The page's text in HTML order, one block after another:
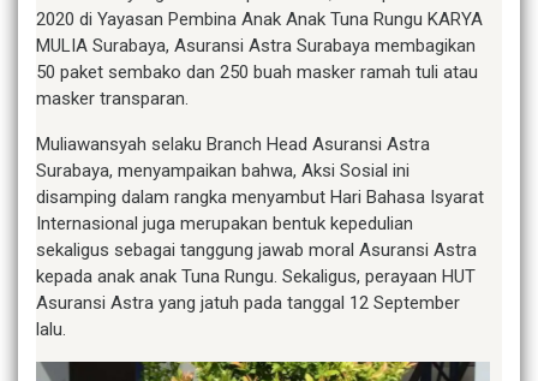
2020 di Yayasan Pembina Anak Anak Tuna Rungu KARYA
MULIA Surabaya, Asuransi Astra Surabaya membagikan
50 paket sembako dan 250 buah masker ramah tuli atau
masker transparan.
Muliawansyah selaku Branch Head Asuransi Astra
Surabaya, menyampaikan bahwa, Aksi Sosial ini
disamping dalam rangka menyambut Hari Bahasa Isyarat
Internasional juga merupakan bentuk kepedulian
sekaligus sebagai tanggung jawab moral Asuransi Astra
kepada anak anak Tuna Rungu. Sekaligus, perayaan HUT
Asuransi Astra yang jatuh pada tanggal 12 September
lalu.